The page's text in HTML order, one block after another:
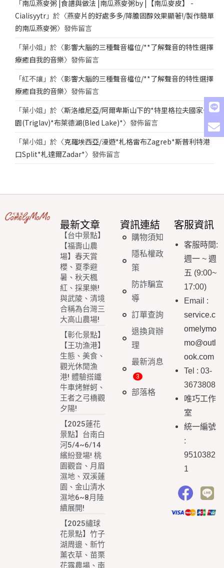
「南瓜燕麥粥 |食譜與做法 |南瓜燕麥粥by |【南瓜麥皮】 -
Cialisyytr 」於〈燕麥片的好處多多/降膽固醇效果顯著!/製作簡單
的南瓜燕麥粥〉發佈留言
「葉小姐 」於〈影響大腦的三種聲音檔位/**了解聲音的特性選擇
療癒自我的音樂〉發佈留言
「紅不讓 」於〈影響大腦的三種聲音檔位/**了解聲音的特性選擇
療癒自我的音樂〉發佈留言
「葉小姐 」於〈斯洛維尼亞/阿爾卑斯山下的*特里格拉夫國家公
園(Triglav)*布萊德湖(Bled Lake)*〉發佈留言
「葉小姐 」於〈克羅埃西亞/漫遊*札格雷布Zagreb*斯普利特港
口Split*札達爾Zadar*〉發佈留言
最新文章
【台中景點】
【福壽山農
場】春天賞
櫻、夏季避
暑、秋天楓
紅、採果樂!
與武陵、清境
合稱為台灣三
大高山農場!
【彰化景點】
【王功漁港】
生態、美食、
觀光休閒漁
港! 體驗搭鐵
牛車烤鮮蚵、
王者之弓橋觀
夕陽!
【2025蓮花
景點】台南白
河5/4~6/14
繽紛登場! 桃
園觀音、月眉
濕地、双溪蓮
園、金山清水
濕地6~8月陸
續展開!
【2025繡球
花景點】竹子
湖周邊、新竹
薰衣草、苗栗
花露農場、南
資訊連結
購物須知
隱私權政
策
防詐騙宣
導
訂單查詢
退換貨辦
理
最新消息
部落格
客服資訊
客服時間:
週一 ~ 週
五 (9:00~
17:00)
Email :
service.c
omelymo
mo@outl
ook.com
Tel : 03-
3673808
唯巧工作
室
統一編號
:
9510382
1